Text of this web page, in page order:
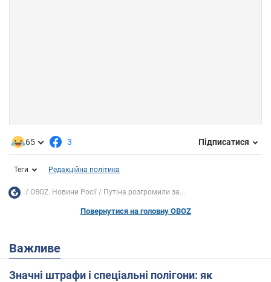
65 3 Підписатися
Теги Редакційна політика
OBOZ. Новини Росії Путіна розгромили за...
Повернутися на головну OBOZ
Важливе
Значні штрафи і спеціальні полігони: як